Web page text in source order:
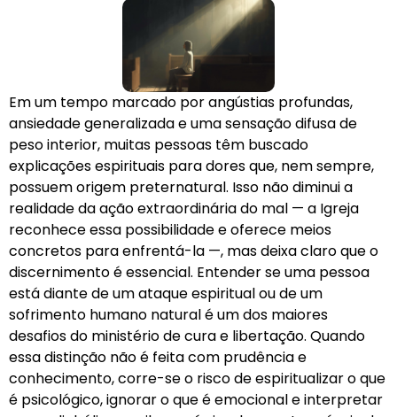
Em um tempo marcado por angústias profundas,
ansiedade generalizada e uma sensação difusa de
peso interior, muitas pessoas têm buscado
explicações espirituais para dores que, nem sempre,
possuem origem preternatural. Isso não diminui a
realidade da ação extraordinária do mal — a Igreja
reconhece essa possibilidade e oferece meios
concretos para enfrentá-la —, mas deixa claro que o
discernimento é essencial. Entender se uma pessoa
está diante de um ataque espiritual ou de um
sofrimento humano natural é um dos maiores
desafios do ministério de cura e libertação. Quando
essa distinção não é feita com prudência e
conhecimento, corre-se o risco de espiritualizar o que
é psicológico, ignorar o que é emocional e interpretar